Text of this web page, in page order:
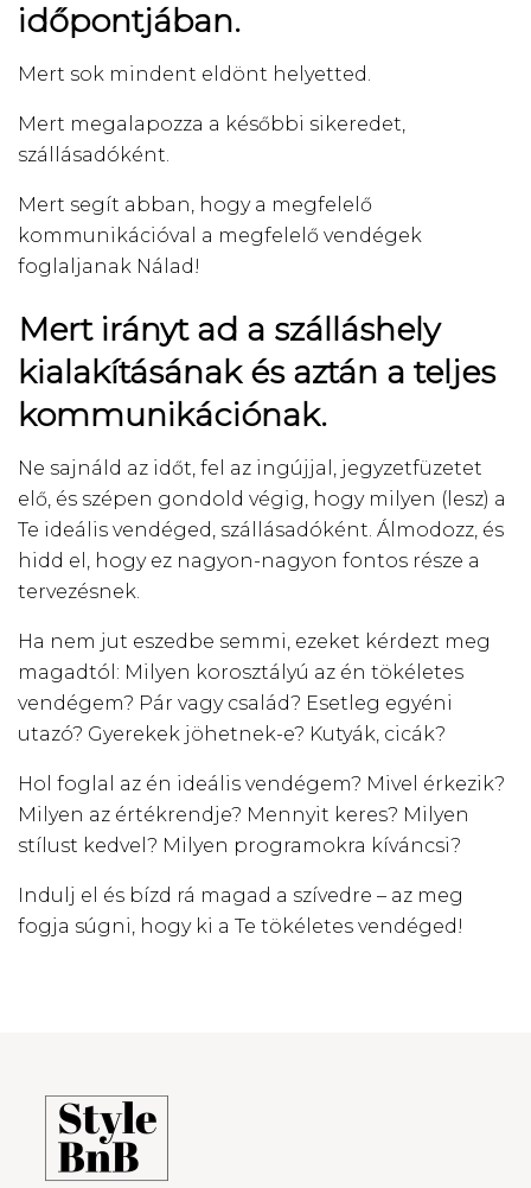
időpontjában.
Mert sok mindent eldönt helyetted.
Mert megalapozza a későbbi sikeredet,
szállásadóként.
Mert segít abban, hogy a megfelelő
kommunikációval a megfelelő vendégek
foglaljanak Nálad!
Mert irányt ad a szálláshely
kialakításának és aztán a teljes
kommunikációnak.
Ne sajnáld az időt, fel az ingújjal, jegyzetfüzetet
elő, és szépen gondold végig, hogy milyen (lesz) a
Te ideális vendéged, szállásadóként. Álmodozz, és
hidd el, hogy ez nagyon-nagyon fontos része a
tervezésnek.
Ha nem jut eszedbe semmi, ezeket kérdezt meg
magadtól: Milyen korosztályú az én tökéletes
vendégem? Pár vagy család? Esetleg egyéni
utazó? Gyerekek jöhetnek-e? Kutyák, cicák?
Hol foglal az én ideális vendégem? Mivel érkezik?
Milyen az értékrendje? Mennyit keres? Milyen
stílust kedvel? Milyen programokra kíváncsi?
Indulj el és bízd rá magad a szívedre – az meg
fogja súgni, hogy ki a Te tökéletes vendéged!